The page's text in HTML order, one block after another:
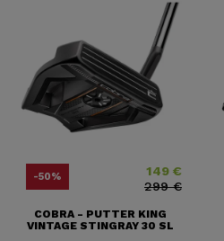
-50% Precio149 €
Precio base
299 €
COBRA - PUTTER KING
VINTAGE STINGRAY 30 SL